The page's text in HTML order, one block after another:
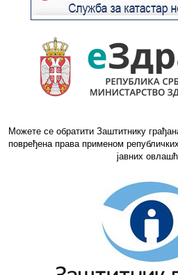
Можете се обратити Заштитнику
повређена права применом
јавних